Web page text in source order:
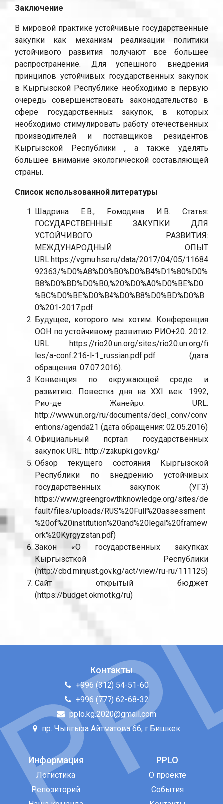
Заключение
В мировой практике устойчивые государственные
закупки как механизм реализации политики
устойчивого развития получают все большее
распространение. Для успешного внедрения
принципов устойчивых государственных закупок
в Кыргызской Республике необходимо в первую
очередь совершенствовать законодательство в
сфере государственных закупок, в которых
необходимо стимулировать работу отечественных
производителей и поставщиков резидентов
Кыргызской Республики , а также уделять
большее внимание экологической составляющей
страны.
Список использованной литературы
Шадрина Е.В., Ромодина И.В. Статья:
ГОСУДАРСТВЕННЫЕ ЗАКУПКИ ДЛЯ
УСТОЙЧИВОГО РАЗВИТИЯ:
МЕЖДУНАРОДНЫЙ ОПЫТ
URL:https://vgmu.hse.ru/data/2017/04/05/11684
92363/%D0%A8%D0%B0%D0%B4%D1%80%D0%
B8%D0%BD%D0%B0,%20%D0%A0%D0%BE%D0
%BC%D0%BE%D0%B4%D0%B8%D0%BD%D0%B
0%201-2017.pdf
Будущее, которого мы хотим. Конференция
ООН по устойчивому развитию РИО+20. 2012.
URL: https://rio20.un.org/sites/rio20.un.org/fi
les/a-conf.216-l-1_russian.pdf.pdf (дата
обращения: 07.07.2016).
Конвенция по окружающей среде и
развитию. Повестка дня на XXI век. 1992,
Рио-де Жанейро. URL:
http://www.un.org/ru/documents/decl_conv/conv
entions/agenda21 (дата обращения: 02.05.2016)
Официальный портал государственных
закупок URL: http://zakupki.gov.kg/
Обзор текущего состояния Кыргызской
Республики по внедрению устойчивых
государственных закупок (УГЗ)
https://www.greengrowthknowledge.org/sites/de
fault/files/uploads/RUS%20Full%20assessment
%20of%20institution%20and%20legal%20framew
ork%20Kyrgyzstan.pdf)
Закон «О государственных закупках
Кыргызсткой Республики
(http://cbd.minjust.gov.kg/act/view/ru-ru/111125)
Сайт открытый бюджет
(https://budget.okmot.kg/ru)
Контакты
+996 (312) 54-51-60
+996 (777) 62-68-32
pplo.kg.2020@gmail.com
пр. Чынгыза Айтматова 66, г.Бишкек
Информация
Логистика
Репозиторий
PPLO
О проекте
События